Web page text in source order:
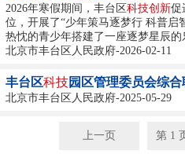
2026年寒假期间，丰台区科技创新促
位，开展了“少年策马逐梦行 科普启
热忱的青少年搭建了一座逐梦星辰的
北京市丰台区人民政府-2026-02-11
丰台区科技园区管理委员会综
北京市丰台区人民政府-2025-05-29
上一页 第 1